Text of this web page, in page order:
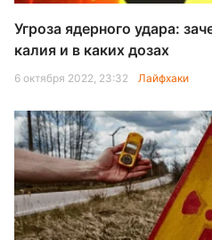
Угроза ядерного удара:
калия и в каких дозах
6 октября 2022, 23:32 Лайфхаки